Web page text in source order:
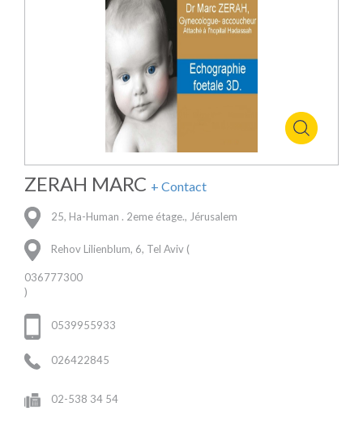
ZERAH MARC + Contact
25, Ha-Human . 2eme étage., Jérusalem
Rehov Lilienblum, 6, Tel Aviv (
036777300
)
0539955933
026422845
02-538 34 54